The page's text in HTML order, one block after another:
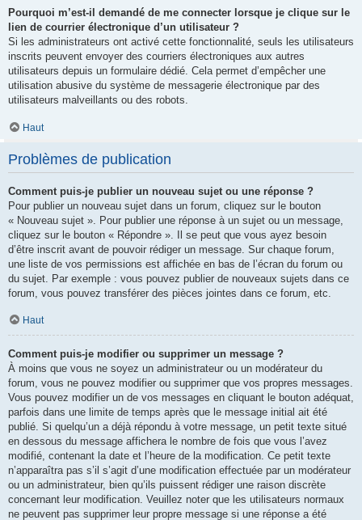
Pourquoi m’est-il demandé de me connecter lorsque je clique sur le
lien de courrier électronique d’un utilisateur ?
Si les administrateurs ont activé cette fonctionnalité, seuls les utilisateurs
inscrits peuvent envoyer des courriers électroniques aux autres
utilisateurs depuis un formulaire dédié. Cela permet d’empêcher une
utilisation abusive du système de messagerie électronique par des
utilisateurs malveillants ou des robots.
Haut
Problèmes de publication
Comment puis-je publier un nouveau sujet ou une réponse ?
Pour publier un nouveau sujet dans un forum, cliquez sur le bouton
« Nouveau sujet ». Pour publier une réponse à un sujet ou un message,
cliquez sur le bouton « Répondre ». Il se peut que vous ayez besoin
d’être inscrit avant de pouvoir rédiger un message. Sur chaque forum,
une liste de vos permissions est affichée en bas de l’écran du forum ou
du sujet. Par exemple : vous pouvez publier de nouveaux sujets dans ce
forum, vous pouvez transférer des pièces jointes dans ce forum, etc.
Haut
Comment puis-je modifier ou supprimer un message ?
À moins que vous ne soyez un administrateur ou un modérateur du
forum, vous ne pouvez modifier ou supprimer que vos propres messages.
Vous pouvez modifier un de vos messages en cliquant le bouton adéquat,
parfois dans une limite de temps après que le message initial ait été
publié. Si quelqu’un a déjà répondu à votre message, un petit texte situé
en dessous du message affichera le nombre de fois que vous l’avez
modifié, contenant la date et l’heure de la modification. Ce petit texte
n’apparaîtra pas s’il s’agit d’une modification effectuée par un modérateur
ou un administrateur, bien qu’ils puissent rédiger une raison discrète
concernant leur modification. Veuillez noter que les utilisateurs normaux
ne peuvent pas supprimer leur propre message si une réponse a été